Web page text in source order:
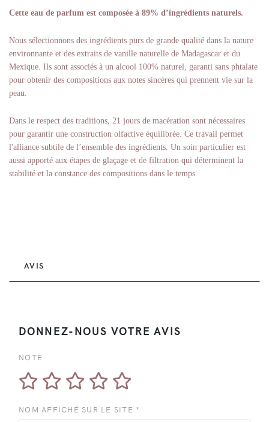
Cette eau de parfum est composée à 89% d’ingrédients naturels.
Nous sélectionnons des ingrédients purs de grande qualité dans la nature
environnante et des extraits de vanille naturelle de Madagascar et du
Mexique. Ils sont associés à un alcool 100% naturel, garanti sans phtalate
pour obtenir des compositions aux notes sincères qui prennent vie sur la
peau.
Dans le respect des traditions, 21 jours de macération sont nécessaires
pour garantir une construction olfactive équilibrée. Ce travail permet
l'alliance subtile de l’ensemble des ingrédients. Un soin particulier est
aussi apporté aux étapes de glaçage et de filtration qui déterminent la
stabilité et la constance des compositions dans le temps.
AVIS
DONNEZ-NOUS VOTRE AVIS
NOTE
NOM AFFICHÉ SUR LE SITE *